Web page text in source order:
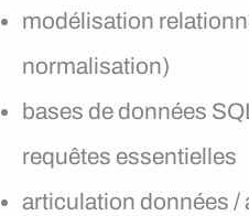
modélisation
normalisation)
bases de données
requêtes essentielles
articulation données /